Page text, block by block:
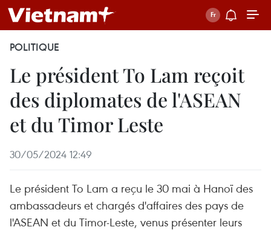
POLITIQUE
Le président To Lam reçoit
des diplomates de l'ASEAN
et du Timor Leste
30/05/2024 12:49
Le président To Lam a reçu le 30 mai à Hanoï des
ambassadeurs et chargés d'affaires des pays de
l'ASEAN et du Timor-Leste, venus présenter leurs